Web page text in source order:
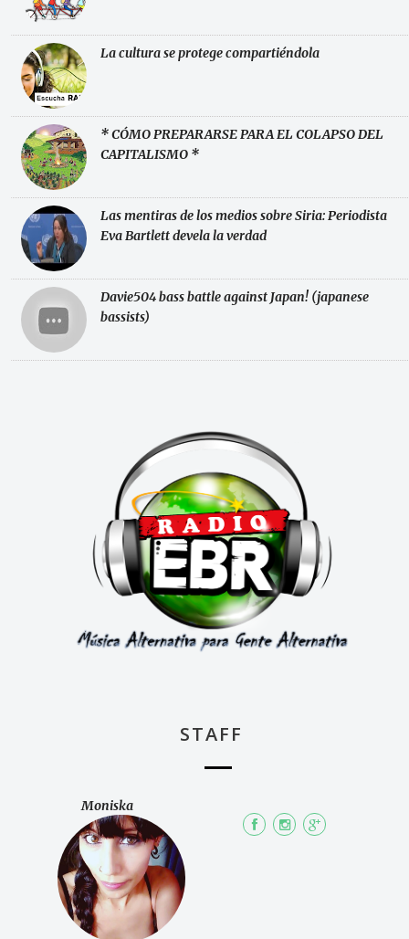
La cultura se protege compartiéndola
* CÓMO PREPARARSE PARA EL COLAPSO DEL
CAPITALISMO *
Las mentiras de los medios sobre Siria: Periodista
Eva Bartlett devela la verdad
Davie504 bass battle against Japan! (japanese
bassists)
STAFF
Moniska